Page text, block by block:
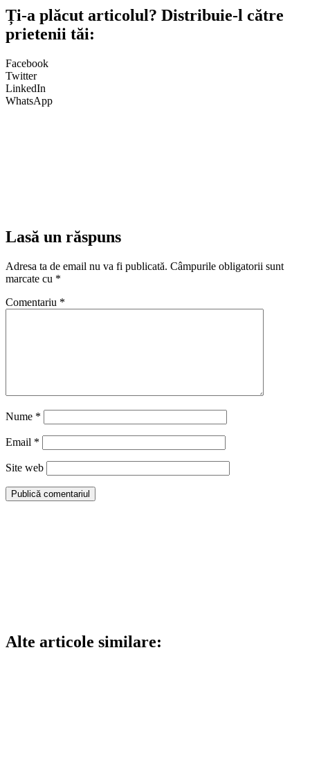
Ți-a plăcut articolul? Distribuie-l către
prietenii tăi:
Facebook
Twitter
LinkedIn
WhatsApp
Lasă un răspuns
Adresa ta de email nu va fi publicată. Câmpurile obligatorii sunt
marcate cu *
Comentariu *
Nume *
Email *
Site web
Alte articole similare: